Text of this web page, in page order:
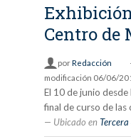
Centro de
porRedacción
modificación 06/06/
El 10 de junio
final de curso de las
Ubicado en Tercera